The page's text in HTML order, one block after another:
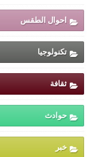
احوال الطقس
تكنولوجيا
ثقافة
حوادث
خبر